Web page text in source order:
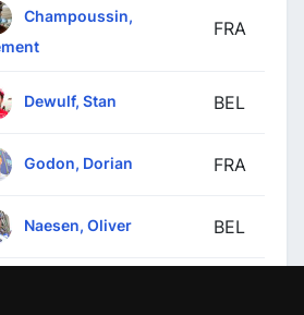
Champoussin,
FRA
Dewulf, Stan BEL
Godon, Dorian FRA
Naesen, Oliver BEL